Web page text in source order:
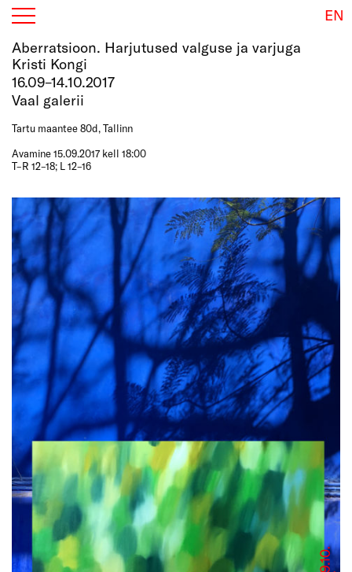
EN
Aberratsioon. Harjutused valguse ja varjuga
Kristi Kongi
16.09–14.10.2017
Vaal galerii
Tartu maantee 80d, Tallinn
Avamine 15.09.2017 kell 18:00
T–R 12–18; L 12–16